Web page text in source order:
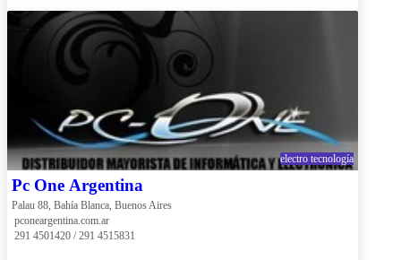
electro tecnología
Pc One Argentina
Palau 88, Bahía Blanca, Buenos Aires
pconeargentina.com.ar
291 4501420 / 291 4515831